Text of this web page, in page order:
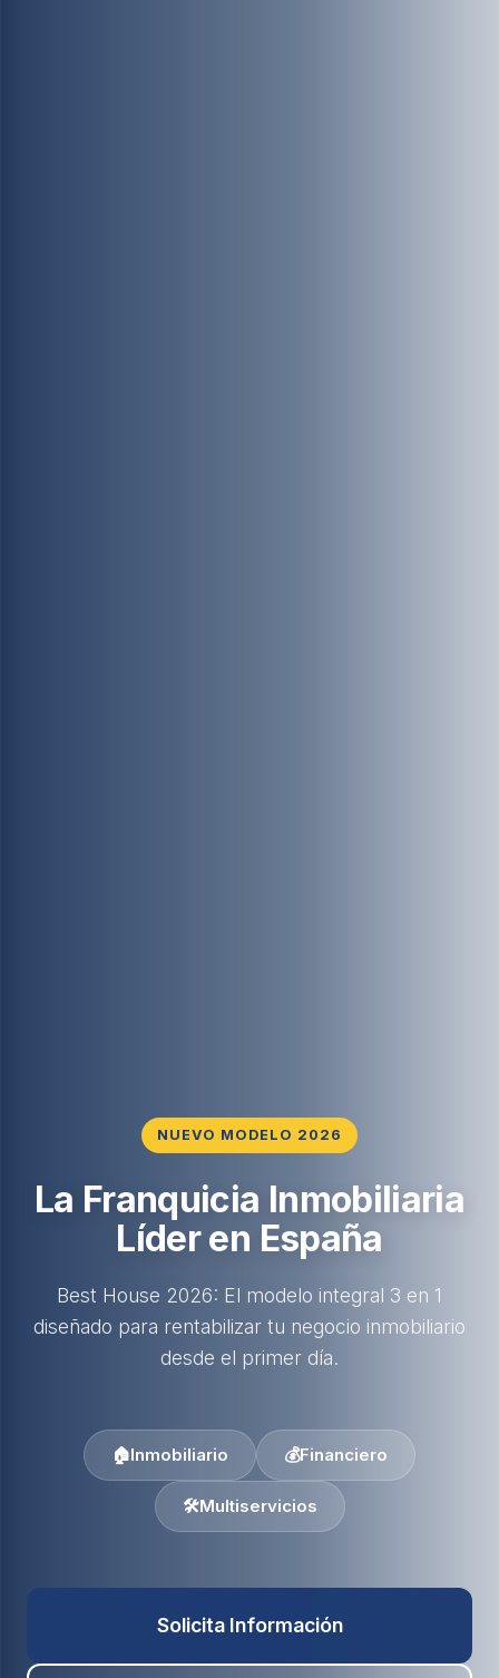
NUEVO MODELO 2026
La Franquicia Inmobiliaria
Líder en España
Best House 2026: El modelo integral 3 en 1
diseñado para rentabilizar tu negocio inmobiliario
desde el primer día.
🏠Inmobiliario 💰Financiero
🛠️Multiservicios
Solicita Información